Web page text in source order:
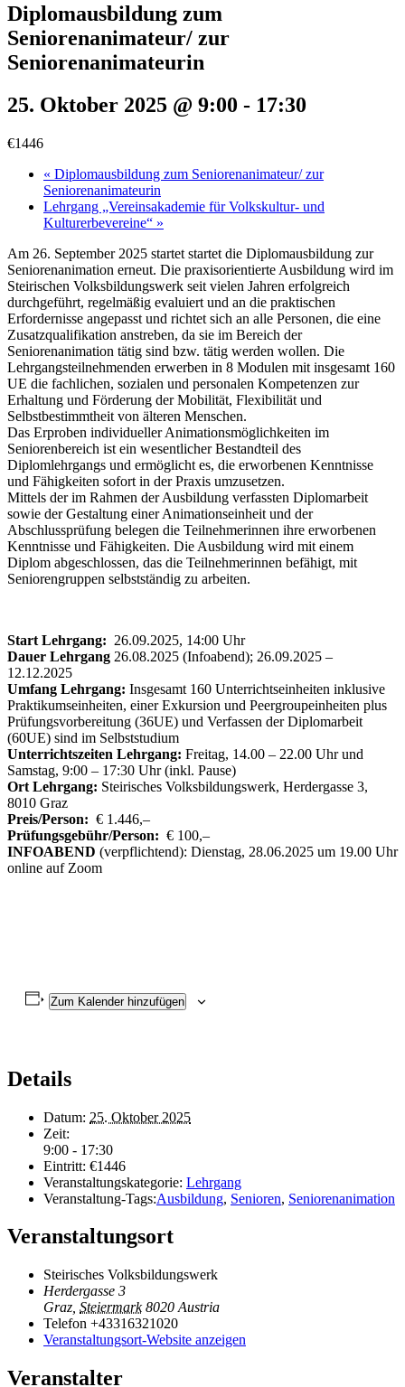
Diplomausbildung zum
Seniorenanimateur/ zur
Seniorenanimateurin
25. Oktober 2025 @ 9:00 - 17:30
€1446
« Diplomausbildung zum Seniorenanimateur/ zur
Seniorenanimateurin
Lehrgang „Vereinsakademie für Volkskultur- und
Kulturerbevereine“ »
Am 26. September 2025 startet startet die Diplomausbildung zur
Seniorenanimation erneut. Die praxisorientierte Ausbildung wird im
Steirischen Volksbildungswerk seit vielen Jahren erfolgreich
durchgeführt, regelmäßig evaluiert und an die praktischen
Erfordernisse angepasst und richtet sich an alle Personen, die eine
Zusatzqualifikation anstreben, da sie im Bereich der
Seniorenanimation tätig sind bzw. tätig werden wollen. Die
Lehrgangsteilnehmenden erwerben in 8 Modulen mit insgesamt 160
UE die fachlichen, sozialen und personalen Kompetenzen zur
Erhaltung und Förderung der Mobilität, Flexibilität und
Selbstbestimmtheit von älteren Menschen.
Das Erproben individueller Animationsmöglichkeiten im
Seniorenbereich ist ein wesentlicher Bestandteil des
Diplomlehrgangs und ermöglicht es, die erworbenen Kenntnisse
und Fähigkeiten sofort in der Praxis umzusetzen.
Mittels der im Rahmen der Ausbildung verfassten Diplomarbeit
sowie der Gestaltung einer Animationseinheit und der
Abschlussprüfung belegen die Teilnehmerinnen ihre erworbenen
Kenntnisse und Fähigkeiten. Die Ausbildung wird mit einem
Diplom abgeschlossen, das die Teilnehmerinnen befähigt, mit
Seniorengruppen selbstständig zu arbeiten.
Start Lehrgang: 26.09.2025, 14:00 Uhr
Dauer Lehrgang 26.08.2025 (Infoabend); 26.09.2025 –
12.12.2025
Umfang Lehrgang: Insgesamt 160 Unterrichtseinheiten inklusive
Praktikumseinheiten, einer Exkursion und Peergroupeinheiten plus
Prüfungsvorbereitung (36UE) und Verfassen der Diplomarbeit
(60UE) sind im Selbststudium
Unterrichtszeiten Lehrgang: Freitag, 14.00 – 22.00 Uhr und
Samstag, 9:00 – 17:30 Uhr (inkl. Pause)
Ort Lehrgang: Steirisches Volksbildungswerk, Herdergasse 3,
8010 Graz
Preis/Person: € 1.446,–
Prüfungsgebühr/Person: € 100,–
INFOABEND (verpflichtend): Dienstag, 28.06.2025 um 19.00 Uhr
online auf Zoom
Zum Kalender hinzufügen
Details
Datum: 25. Oktober 2025
Zeit:
9:00 - 17:30
Eintritt: €1446
Veranstaltungskategorie: Lehrgang
Veranstaltung-Tags:Ausbildung, Senioren, Seniorenanimation
Veranstaltungsort
Steirisches Volksbildungswerk
Herdergasse 3
Graz Steiermark 8020 Austria
Telefon +43316321020
Veranstaltungsort-Website anzeigen
Veranstalter